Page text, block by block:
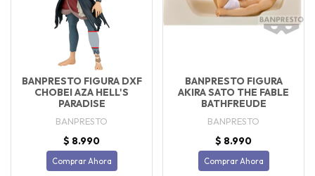
BANPRESTO FIGURA DXF
CHOBEI AZA HELL'S
PARADISE
BANPRESTO
$ 8.990
Comprar Ahora
BANPRESTO FIGURA
AKIRA SATO THE FABLE
BATHFREUDE
BANPRESTO
$ 8.990
Comprar Ahora